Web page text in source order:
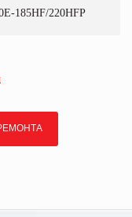
185HF/220HFP